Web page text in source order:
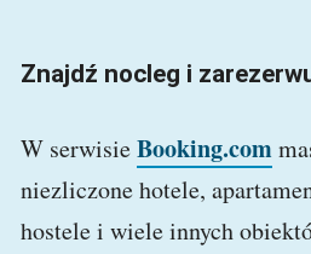
Znajdź nocleg i
W serwisieBooking.com
niezliczone hotele,
hostele i wiele innych